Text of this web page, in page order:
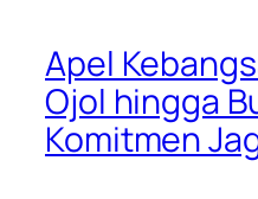
Apel
Ojol hingga
Komitmen